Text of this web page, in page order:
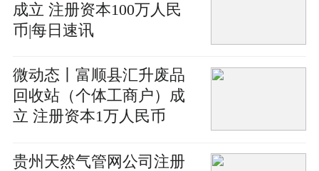
成立 注册资本100万人民
币|每日速讯
微动态丨富顺县汇升废品
回收站（个体工商户）成
立 注册资本1万人民币
贵州天然气管网公司注册